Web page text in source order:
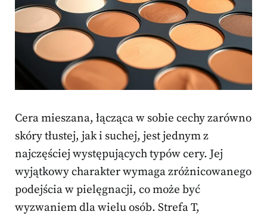
Cera mieszana, łącząca w sobie cechy zarówno
skóry tłustej, jak i suchej, jest jednym z
najczęściej występujących typów cery. Jej
wyjątkowy charakter wymaga zróżnicowanego
podejścia w pielęgnacji, co może być
wyzwaniem dla wielu osób. Strefa T,